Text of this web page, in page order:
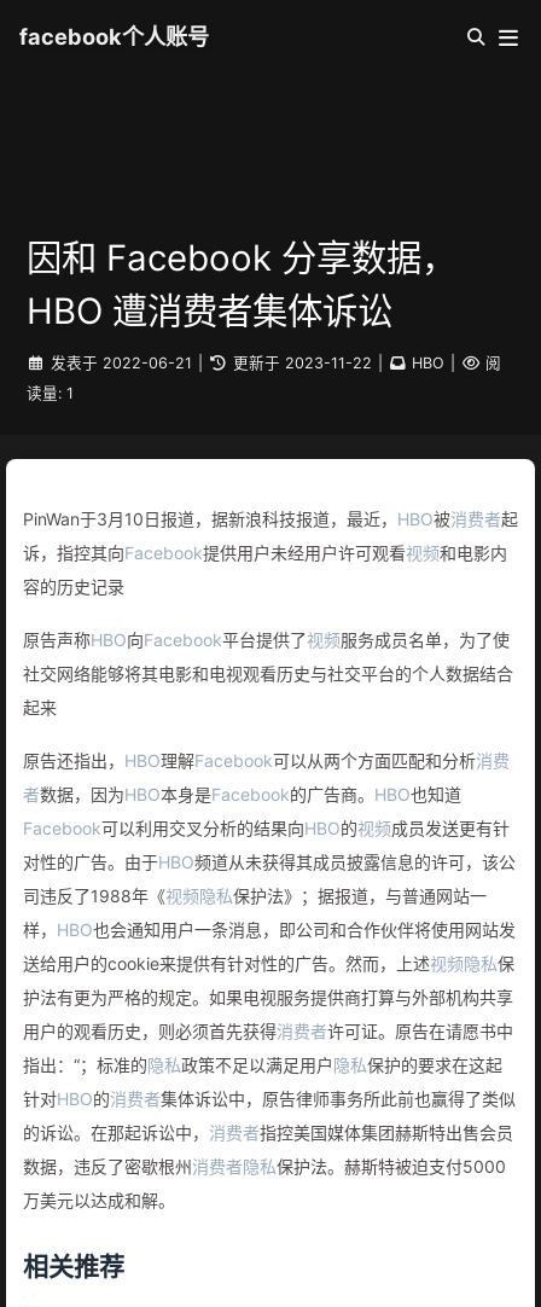
facebook个人账号
因和 Facebook 分享数据，
HBO 遭消费者集体诉讼
发表于 2022-06-21 更新于 2023-11-22 HBO
阅
读量: 1
PinWan于3月10日报道，据新浪科技报道，最近， HBO被消费者起
诉，指控其向Facebook提供用户未经用户许可观看视频和电影内
容的历史记录
原告声称HBO向Facebook平台提供了视频服务成员名单，为了使
社交网络能够将其电影和电视观看历史与社交平台的个人数据结合
起来
原告还指出， HBO理解Facebook可以从两个方面匹配和分析消费
者数据，因为HBO本身是Facebook的广告商。 HBO也知道
Facebook可以利用交叉分析的结果向HBO的视频成员发送更有针
对性的广告。由于HBO频道从未获得其成员披露信息的许可，该公
司违反了1988年《视频隐私保护法》；据报道，与普通网站一
样， HBO也会通知用户一条消息，即公司和合作伙伴将使用网站发
送给用户的cookie来提供有针对性的广告。然而，上述视频隐私保
护法有更为严格的规定。如果电视服务提供商打算与外部机构共享
用户的观看历史，则必须首先获得消费者许可证。原告在请愿书中
指出：“；标准的隐私政策不足以满足用户隐私保护的要求在这起
针对HBO的消费者集体诉讼中，原告律师事务所此前也赢得了类似
的诉讼。在那起诉讼中， 消费者指控美国媒体集团赫斯特出售会员
数据，违反了密歇根州消费者隐私保护法。赫斯特被迫支付5000
万美元以达成和解。
相关推荐